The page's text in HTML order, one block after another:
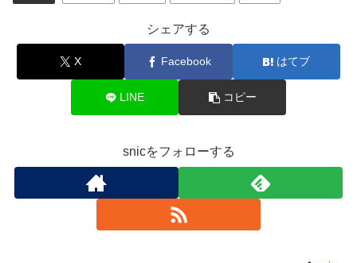
シェアする
X Facebook はてブ
LINE コピー
snicをフォローする